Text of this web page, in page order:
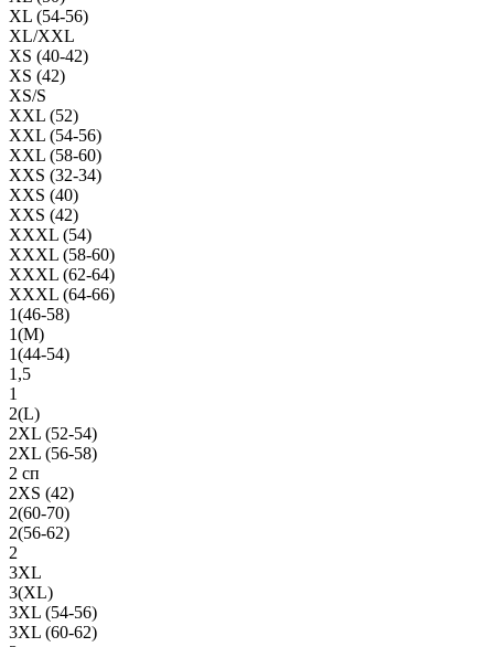
XL (54-56)
XL/XXL
XS (40-42)
XS (42)
XS/S
XXL (52)
XXL (54-56)
XXL (58-60)
XXS (32-34)
XXS (40)
XXS (42)
XXXL (54)
XXXL (58-60)
XXXL (62-64)
XXXL (64-66)
1(46-58)
1(М)
1(44-54)
1,5
1
2(L)
2XL (52-54)
2XL (56-58)
2 сп
2XS (42)
2(60-70)
2(56-62)
2
3XL
3(XL)
3XL (54-56)
3XL (60-62)